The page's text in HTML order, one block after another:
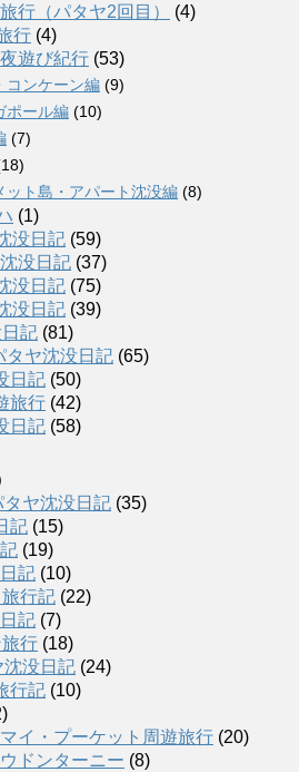
行（パタヤ2回目）
(4)
行 (4)
遊び紀行 (53)
コンケーン編 (9)
ポール編 (10)
(7)
ト島・アパート沈没編 (8)
(1)
没日記 (59)
没日記 (37)
没日記 (75)
没日記 (39)
記 (81)
タヤ沈没日記 (65)
日記 (50)
旅行 (42)
日記 (58)
ヤ沈没日記 (35)
記 (15)
(19)
記 (10)
行記 (22)
記 (7)
行 (18)
沈没日記 (24)
行記 (10)
イ・プーケット周遊旅行 (20)
ドンターニー (8)